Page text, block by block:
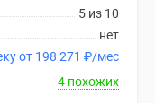
5 из 10
нет
В ипотеку от 198 271 ₽/мес
4 похожих